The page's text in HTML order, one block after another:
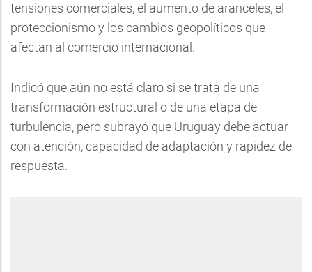
tensiones comerciales, el aumento de aranceles, el
proteccionismo y los cambios geopolíticos que
afectan al comercio internacional.
Indicó que aún no está claro si se trata de una
transformación estructural o de una etapa de
turbulencia, pero subrayó que Uruguay debe actuar
con atención, capacidad de adaptación y rapidez de
respuesta.